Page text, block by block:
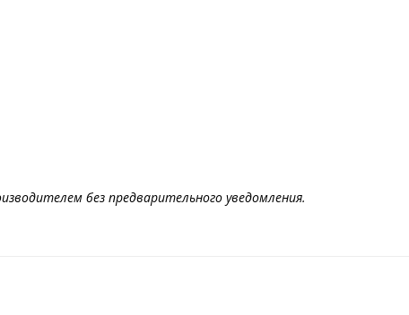
без предварительного уведомления.